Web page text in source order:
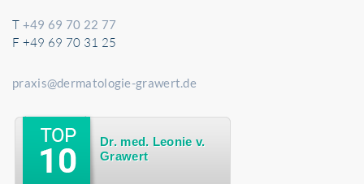
T +49 69 70 22 77
F +49 69 70 31 25
praxis@dermatologie-grawert.de
Dr. med. Leonie v.
Grawert